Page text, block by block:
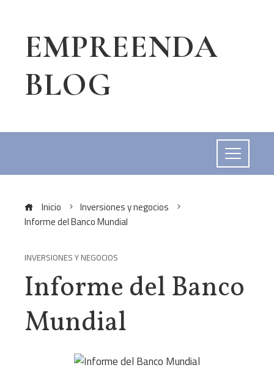
EMPREENDA
BLOG
Inicio
Inversiones y negocios
Informe del Banco Mundial
INVERSIONES Y NEGOCIOS
Informe del Banco
Mundial